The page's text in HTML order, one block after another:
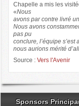
Chapelle a mis les
«Nous
avons par contre livré
Nous avons
pas pu
conclure, l’équipe s’est
nous aurions mérité
Source : Vers l'Avenir
Sponsors